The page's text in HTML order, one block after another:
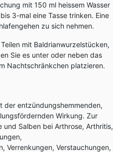
mit 150 ml heissem Wasser
3-mal eine Tasse trinken. Eine
zu sich nehmen.
mit Baldrianwurzelstücken,
Sie es unter oder neben das
Nachtschränkchen platzieren.
der entzündungshemmenden,
Wirkung. Zur
Salben bei Arthrose, Arthritis,
Verrenkungen, Verstauchungen,